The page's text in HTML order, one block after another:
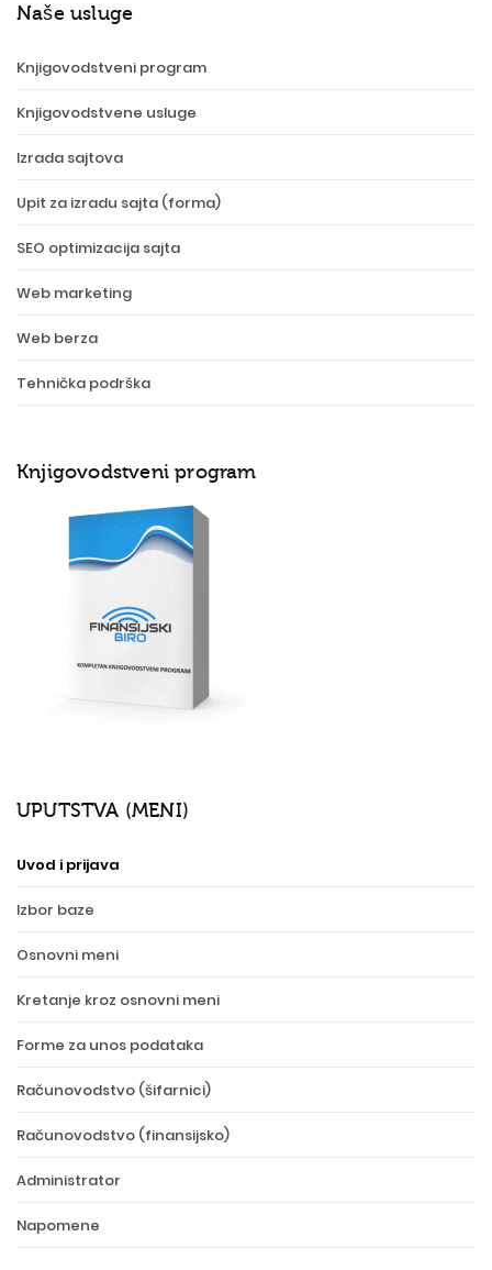
Naše usluge
Knjigovodstveni program
Knjigovodstvene usluge
Izrada sajtova
Upit za izradu sajta (forma)
SEO optimizacija sajta
Web marketing
Web berza
Tehnička podrška
Knjigovodstveni program
UPUTSTVA (MENI)
Uvod i prijava
Izbor baze
Osnovni meni
Kretanje kroz osnovni meni
Forme za unos podataka
Računovodstvo (šifarnici)
Računovodstvo (finansijsko)
Administrator
Napomene